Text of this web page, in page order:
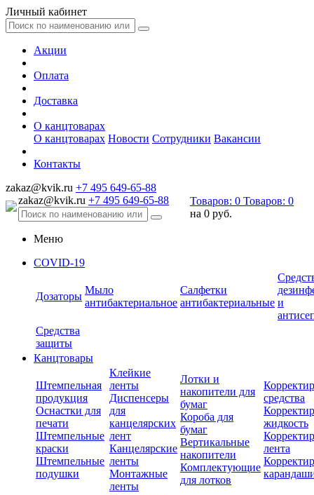
Личный кабинет
Акции
Оплата
Доставка
О канцтоварах
О канцтоварах Новости Сотрудники Вакансии
Контакты
zakaz@kvik.ru +7 495 649-65-88
zakaz@kvik.ru +7 495 649-65-88 Товаров: 0 Товаров: 0
на 0 руб.
Меню
COVID-19
Дозаторы
Мыло
антибактериальное
Салфетки
антибактериальные и
Средства
защиты
Канцтовары
Штемпельная
продукция
Оснастки для
печати
Штемпельные
краски
Штемпельные
подушки
Клейкие
ленты
Диспенсеры
для
канцелярских
лент
Канцелярские
ленты
Монтажные
ленты
Лотки и
накопители для
бумаг
Короба для
бумаг
Вертикальные
накопители
Комплектующие
для лотков
средства
жидкость
лента